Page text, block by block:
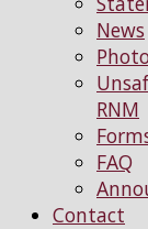
News
RNM
FAQ
Contact